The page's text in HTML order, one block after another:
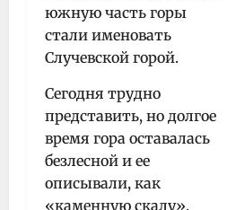
южную часть горы
стали именовать
Случевской горой.
Сегодня трудно
представить, но долгое
время гора оставалась
безлесной и ее
описывали, как
«каменную скалу».